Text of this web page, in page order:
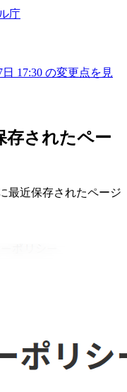
庁
17:30 の変更点を見
存されたペー
最近保存されたページ